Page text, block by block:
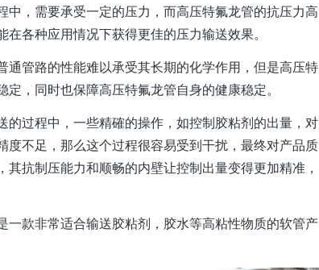
，需要承受一定的压力，而高压特氟龙管的抗压力高
各种应用情况下获得更佳的压力输送效果。
管路的性能难以承受其长期的化学作用，但是高压特
，同时也保障高压特氟龙管自身的健康稳定。
过程中，一些精確的操作，如控制胶粘剂的出量，对
不足，那么这个过程很容易受到干扰，最终对产品质
抗制压能力和顺畅的内壁让控制出量变得更加精准，
一款非常适合输送胶粘剂，胶水等高粘性物质的软管产